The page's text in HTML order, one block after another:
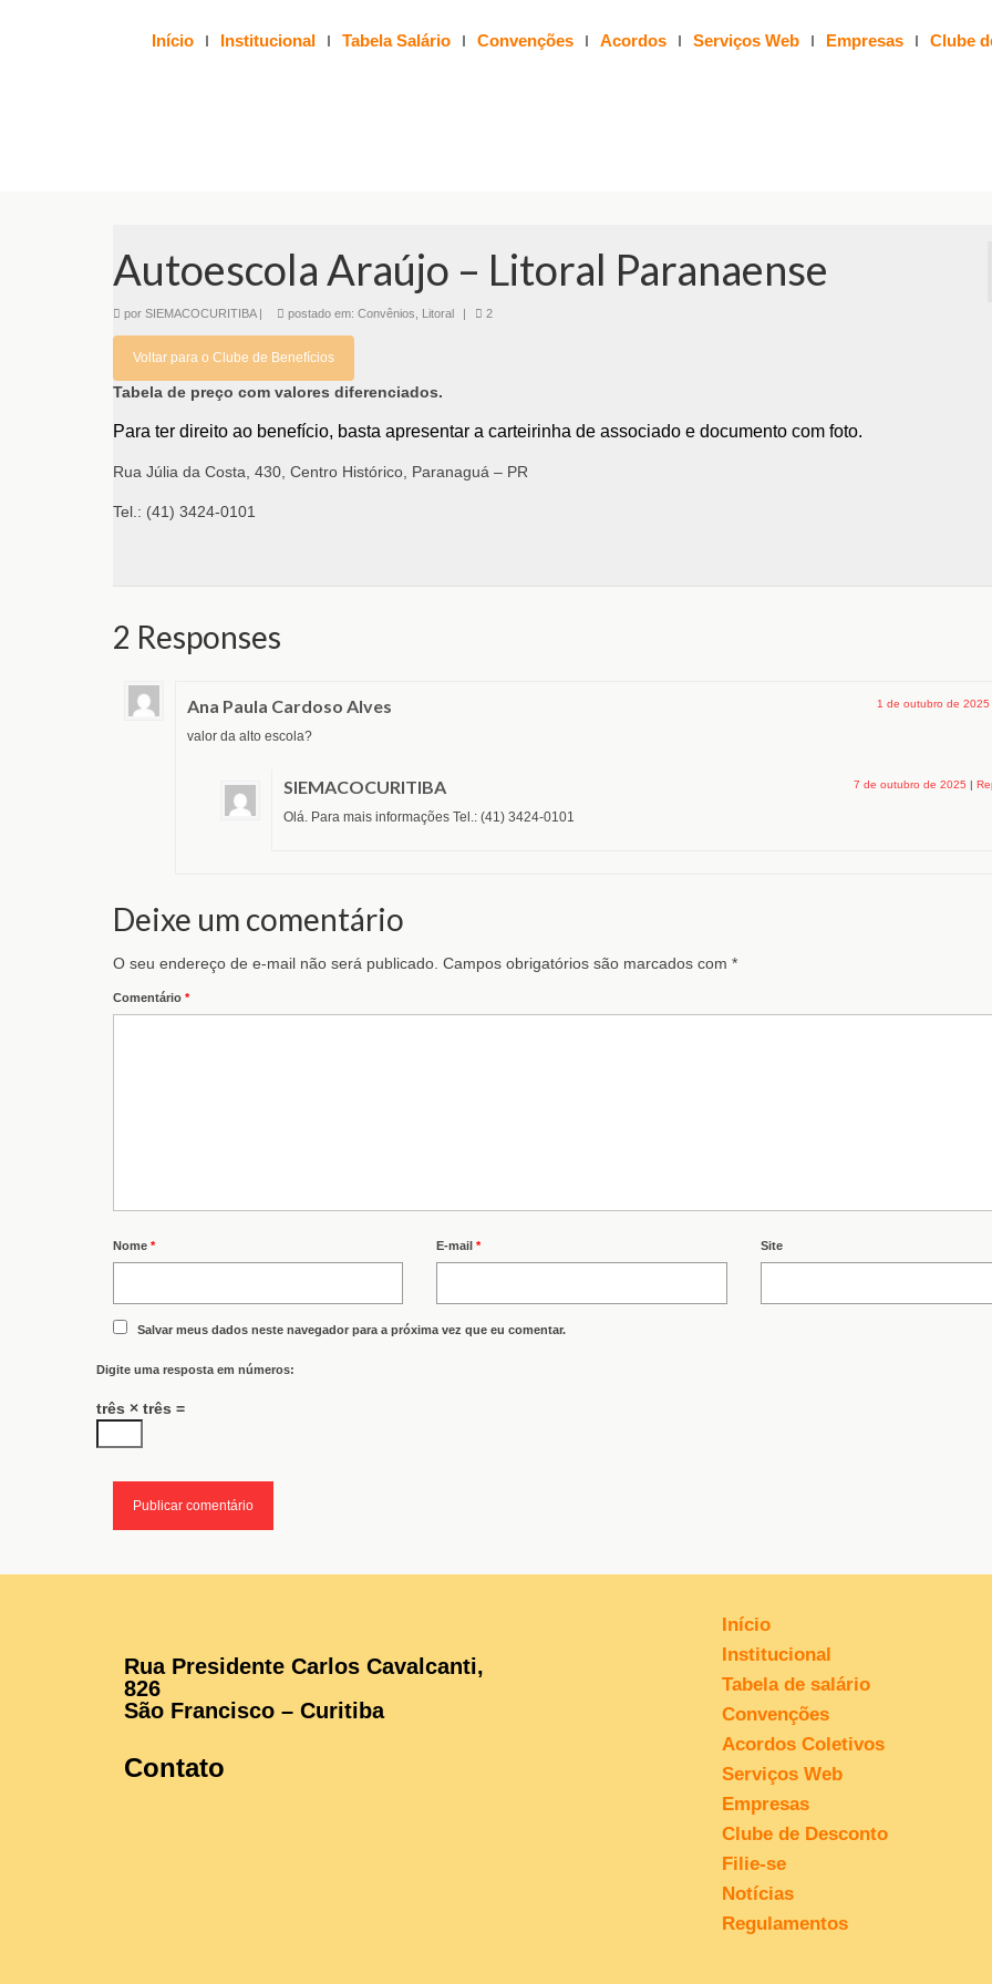
Início Institucional Tabela Salário Convenções Acordos Serviços Web Empresas Clube
Autoescola Araújo – Litoral Paranaense
por SIEMACOCURITIBA| postado em: Convênios Litoral | 2
Voltar para o Clube de Benefícios
Tabela de preço com valores diferenciados.
Para ter direito ao benefício, basta apresentar a carteirinha de associado e documento com foto.
Rua Júlia da Costa, 430, Centro Histórico, Paranaguá – PR
Tel.: (41) 3424-0101
2 Responses
Ana Paula Cardoso Alves 1 de outubro de 2025
valor da alto escola?
SIEMACOCURITIBA 7 de outubro de 2025 |
Olá. Para mais informações Tel.: (41) 3424-0101
Deixe um comentário
O seu endereço de e-mail não será publicado. Campos obrigatórios são marcados com *
Comentário *
Nome * E-mail* Site
Salvar meus dados neste navegador para a próxima vez que eu comentar.
Digite uma resposta em números:
três × três =
Rua Presidente Carlos Cavalcanti,
826
São Francisco – Curitiba
Contato
Início
Institucional
Tabela de salário
Convenções
Acordos Coletivos
Serviços Web
Empresas
Clube de Desconto
Filie-se
Notícias
Regulamentos